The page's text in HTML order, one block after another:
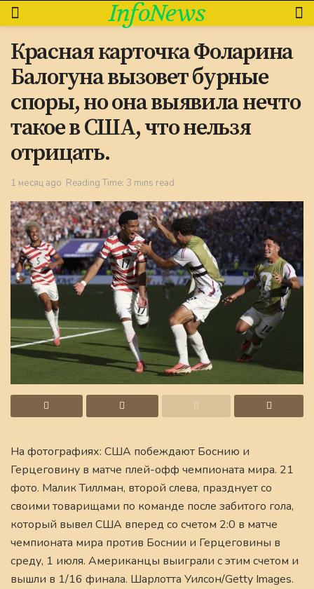
InfoNews
Красная карточка Фоларина
Балогуна вызовет бурные
споры, но она выявила нечто
такое в США, что нельзя
отрицать.
1 месяц ago Reading Time: 3 mins read
На фотографиях: США побеждают Боснию и
Герцеговину в матче плей-офф чемпионата мира. 21
фото. Малик Тиллман, второй слева, празднует со
своими товарищами по команде после забитого гола,
который вывел США вперед со счетом 2:0 в матче
чемпионата мира против Боснии и Герцеговины в
среду, 1 июля. Американцы выиграли с этим счетом и
вышли в 1/16 финала. Шарлотта Уилсон/Getty Images.